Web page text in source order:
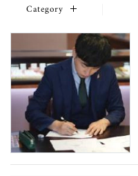
Category